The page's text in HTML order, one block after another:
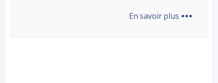
En savoir plus ...